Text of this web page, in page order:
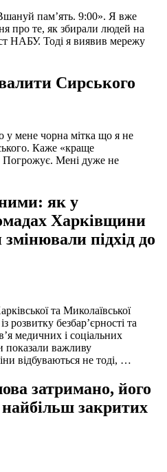
пам’ять. 9:00». Я вже
про те, як збирали людей на
НАБУ. Тоді я виявив мережу
Сирського
у мене чорна мітка що я не
Каже «краще
Погрожує. Мені дуже не
як у
Харківщини
підхід до
та Миколаївської
розвитку безбар’єрності та
медичних і соціальних
показали важливу
відбуваються не тоді, …
затримано, його
закритих